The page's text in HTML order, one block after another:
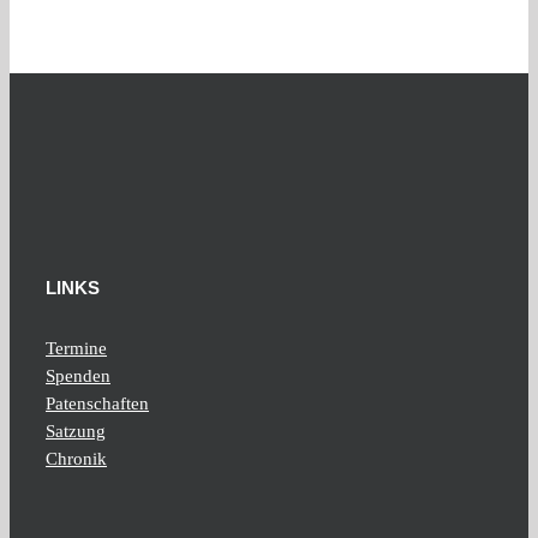
LINKS
Termine
Spenden
Patenschaften
Satzung
Chronik